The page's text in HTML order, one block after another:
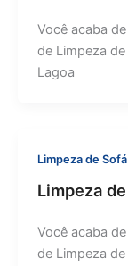
Você acaba
de Limpeza
Lagoa
Limpeza de
Limpeza
Você acaba
de Limpeza